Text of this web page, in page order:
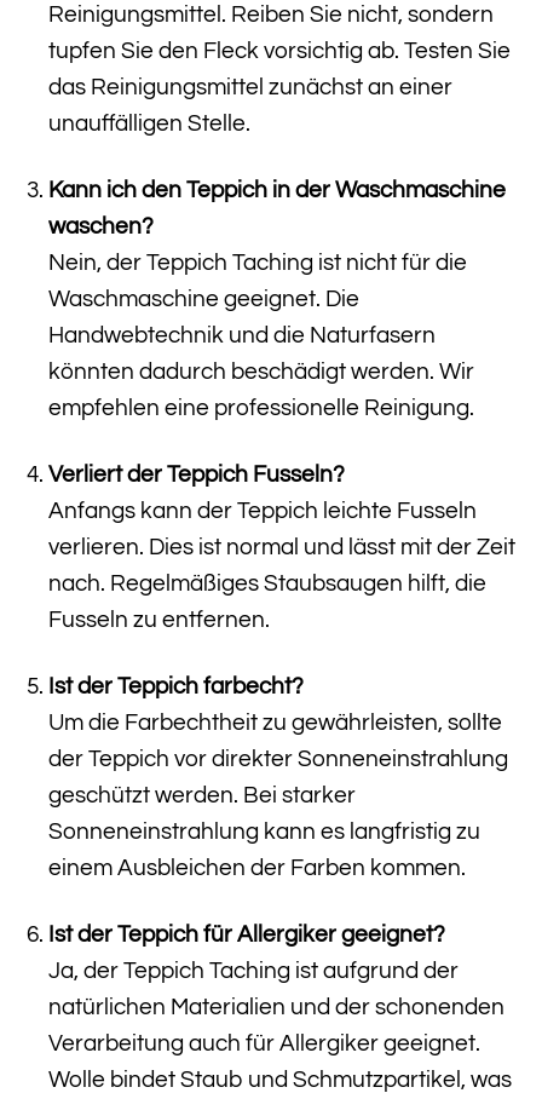
Reinigungsmittel. Reiben Sie nicht, sondern
tupfen Sie den Fleck vorsichtig ab. Testen Sie
das Reinigungsmittel zunächst an einer
unauffälligen Stelle.
Kann ich den Teppich in der Waschmaschine
waschen?
Nein, der Teppich Taching ist nicht für die
Waschmaschine geeignet. Die
Handwebtechnik und die Naturfasern
könnten dadurch beschädigt werden. Wir
empfehlen eine professionelle Reinigung.
Verliert der Teppich Fusseln?
Anfangs kann der Teppich leichte Fusseln
verlieren. Dies ist normal und lässt mit der Zeit
nach. Regelmäßiges Staubsaugen hilft, die
Fusseln zu entfernen.
Ist der Teppich farbecht?
Um die Farbechtheit zu gewährleisten, sollte
der Teppich vor direkter Sonneneinstrahlung
geschützt werden. Bei starker
Sonneneinstrahlung kann es langfristig zu
einem Ausbleichen der Farben kommen.
Ist der Teppich für Allergiker geeignet?
Ja, der Teppich Taching ist aufgrund der
natürlichen Materialien und der schonenden
Verarbeitung auch für Allergiker geeignet.
Wolle bindet Staub und Schmutzpartikel, was